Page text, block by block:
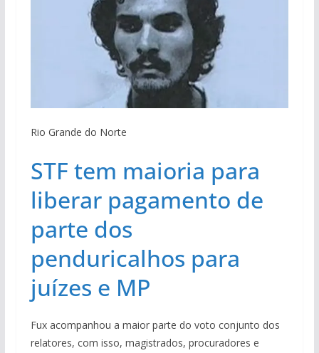
Rio Grande do Norte
STF tem maioria para
liberar pagamento de
parte dos
penduricalhos para
juízes e MP
Fux acompanhou a maior parte do voto conjunto dos
relatores, com isso, magistrados, procuradores e